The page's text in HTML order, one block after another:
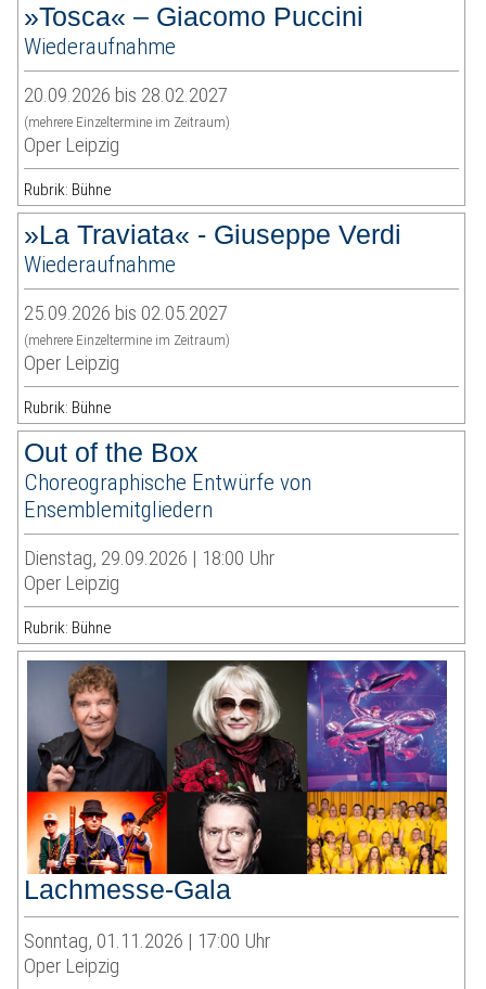
»Tosca« – Giacomo Puccini
Wiederaufnahme
20.09.2026 bis 28.02.2027
(mehrere Einzeltermine im Zeitraum)
Oper Leipzig
Rubrik: Bühne
»La Traviata« - Giuseppe Verdi
Wiederaufnahme
25.09.2026 bis 02.05.2027
(mehrere Einzeltermine im Zeitraum)
Oper Leipzig
Rubrik: Bühne
Out of the Box
Choreographische Entwürfe von
Ensemblemitgliedern
Dienstag, 29.09.2026 | 18:00 Uhr
Oper Leipzig
Rubrik: Bühne
Lachmesse-Gala
Sonntag, 01.11.2026 | 17:00 Uhr
Oper Leipzig